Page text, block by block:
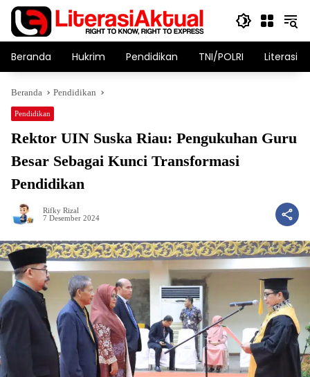
Langsung
konten
Beranda Hukrim Pendidikan TNI/POLRI Literasi
Beranda Pendidikan
Pendidikan
Rektor UIN Suska Riau: Pengukuhan Guru
Besar Sebagai Kunci Transformasi
Pendidikan
Rifky Rizal
7 Desember 2024